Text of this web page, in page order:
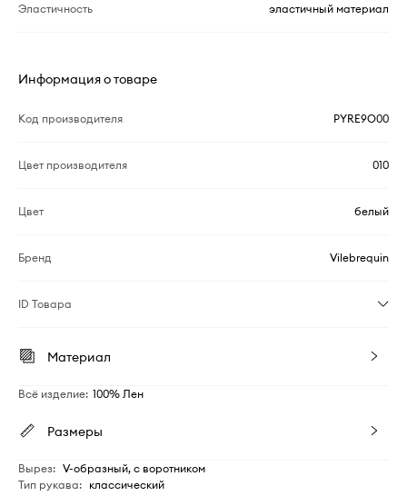
Эластичность эластичный материал
Информация о товаре
Код производителя PYRE9O00
Цвет производителя 010
Цвет белый
Бренд Vilebrequin
ID Товара
Материал
Всё изделие: 100% Лен
Размеры
Вырез: V-образный, с воротником
Тип рукава: классический